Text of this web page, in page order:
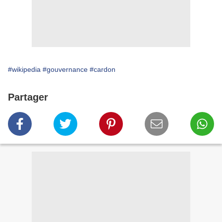
#wikipedia #gouvernance #cardon
Partager